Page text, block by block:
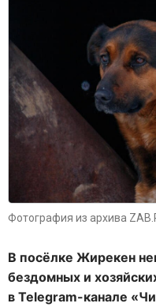
Фотография из архива
В посёлке Жирекен
бездомных и
в Telegram-канале